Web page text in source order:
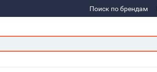
Поиск по брендам